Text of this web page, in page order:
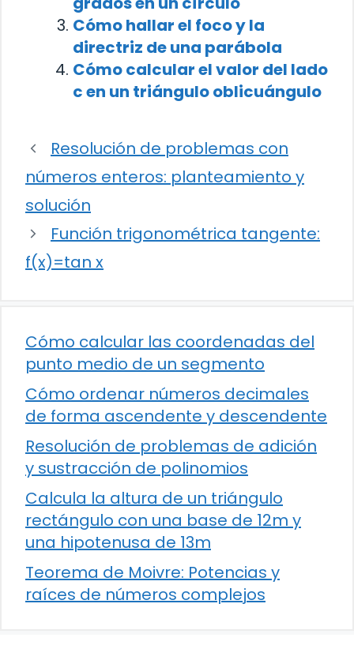
Cómo hallar el foco y la
directriz de una parábola
Cómo calcular el valor del lado
c en un triángulo oblicuángulo
Resolución de problemas con
números enteros: planteamiento y
solución
Función trigonométrica tangente:
f(x)=tan x
Cómo calcular las coordenadas del
punto medio de un segmento
Cómo ordenar números decimales
de forma ascendente y descendente
Resolución de problemas de adición
y sustracción de polinomios
Calcula la altura de un triángulo
rectángulo con una base de 12m y
una hipotenusa de 13m
Teorema de Moivre: Potencias y
raíces de números complejos